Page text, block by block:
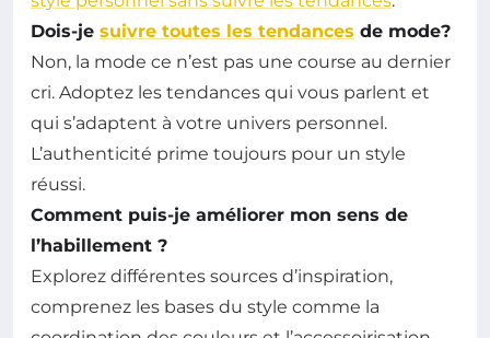
Dois-je suivre toutes les tendances de mode?
Non, la mode ce n’est pas une course au dernier
cri. Adoptez les tendances qui vous parlent et
qui s’adaptent à votre univers personnel.
L’authenticité prime toujours pour un style
réussi.
Comment puis-je améliorer mon sens de
l’habillement ?
Explorez différentes sources d’inspiration,
comprenez les bases du style comme la